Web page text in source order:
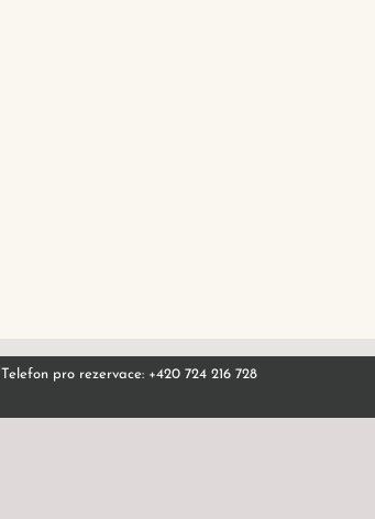
Telefon pro rezervace: +420 724 216 728